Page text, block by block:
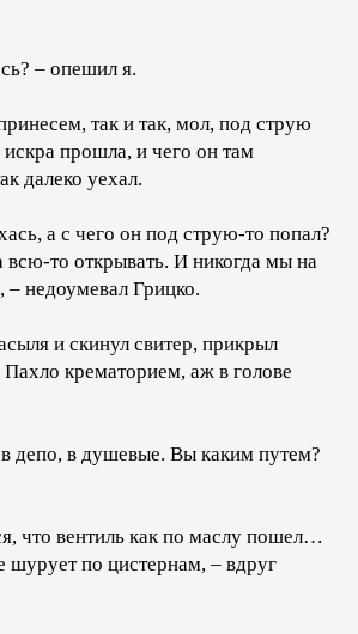
– опешил я.
так и так, мол, под струю
прошла, и чего он там
далеко уехал.
а с чего он под струю-то попал?
то открывать. И никогда мы на
– недоумевал Грицко.
и скинул свитер, прикрыл
крематорием, аж в голове
депо, в душевые. Вы каким путем?
что вентиль как по маслу пошел…
шурует по цистернам, – вдруг